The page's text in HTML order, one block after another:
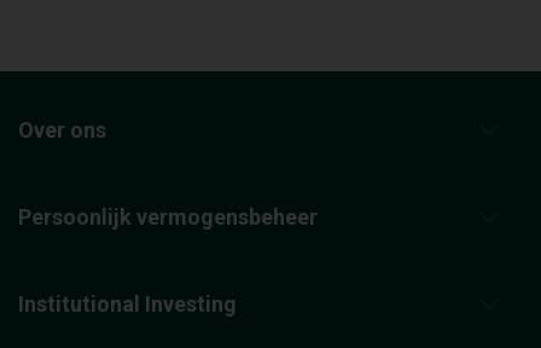
Over ons
Persoonlijk vermogensbeheer
Institutional Investing